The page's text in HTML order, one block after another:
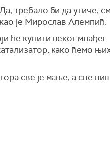
требало би да утиче,
је Мирослав Алемпић.
ће купити неког млађег
како ћемо њих
све је мање, а све